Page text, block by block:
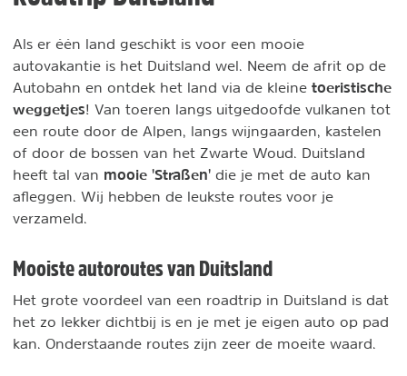
Als er één land geschikt is voor een mooie
autovakantie is het Duitsland wel. Neem de afrit op de
Autobahn en ontdek het land via de kleine toeristische
weggetjes! Van toeren langs uitgedoofde vulkanen tot
een route door de Alpen, langs wijngaarden, kastelen
of door de bossen van het Zwarte Woud. Duitsland
heeft tal van mooie 'Straßen' die je met de auto kan
afleggen. Wij hebben de leukste routes voor je
verzameld.
Mooiste autoroutes van Duitsland
Het grote voordeel van een roadtrip in Duitsland is dat
het zo lekker dichtbij is en je met je eigen auto op pad
kan. Onderstaande routes zijn zeer de moeite waard.